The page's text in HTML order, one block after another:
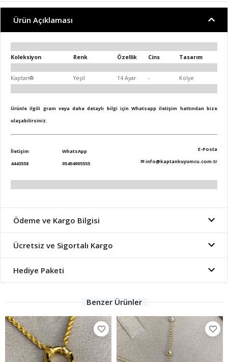
Ürün Açıklaması
Koleksiyon Renk Özellik Cins Tasarım
Kaptan® Yeşil 14 Ayar - Kolye
Ürünle ilgili gram veya daha detaylı bilgi için Whatsapp iletişim hattından bize
ulaşabilirsiniz.
İletişim
4443558
WhatsApp
05494905555
E-Posta
✉info@kaptankuyumcu.com.tr
Ödeme ve Kargo Bilgisi
Ücretsiz ve Sigortalı Kargo
Hediye Paketi
Benzer Ürünler